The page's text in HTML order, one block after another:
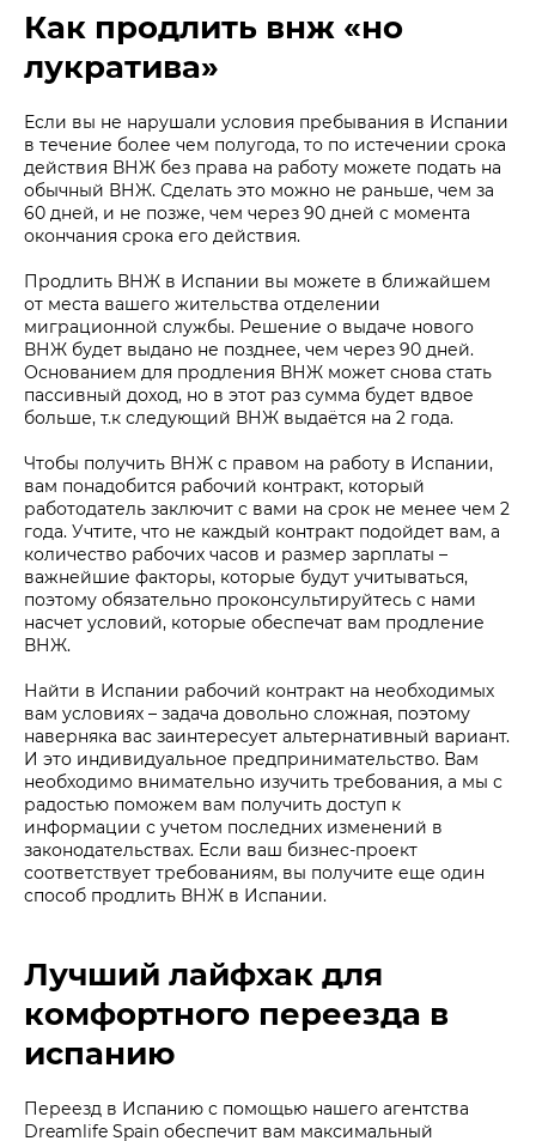
Как продлить внж «но
лукратива»
Если вы не нарушали условия пребывания в Испании
в течение более чем полугода, то по истечении срока
действия ВНЖ без права на работу можете подать на
обычный ВНЖ. Сделать это можно не раньше, чем за
60 дней, и не позже, чем через 90 дней с момента
окончания срока его действия.
Продлить ВНЖ в Испании вы можете в ближайшем
от места вашего жительства отделении
миграционной службы. Решение о выдаче нового
ВНЖ будет выдано не позднее, чем через 90 дней.
Основанием для продления ВНЖ может снова стать
пассивный доход, но в этот раз сумма будет вдвое
больше, т.к следующий ВНЖ выдаётся на 2 года.
Чтобы получить ВНЖ с правом на работу в Испании,
вам понадобится рабочий контракт, который
работодатель заключит с вами на срок не менее чем 2
года. Учтите, что не каждый контракт подойдет вам, а
количество рабочих часов и размер зарплаты –
важнейшие факторы, которые будут учитываться,
поэтому обязательно проконсультируйтесь с нами
насчет условий, которые обеспечат вам продление
ВНЖ.
Найти в Испании рабочий контракт на необходимых
вам условиях – задача довольно сложная, поэтому
наверняка вас заинтересует альтернативный вариант.
И это индивидуальное предпринимательство. Вам
необходимо внимательно изучить требования, а мы с
радостью поможем вам получить доступ к
информации с учетом последних изменений в
законодательствах. Если ваш бизнес-проект
соответствует требованиям, вы получите еще один
способ продлить ВНЖ в Испании.
Лучший лайфхак для
комфортного переезда в
испанию
Переезд в Испанию с помощью нашего агентства
Dreamlife Spain обеспечит вам максимальный